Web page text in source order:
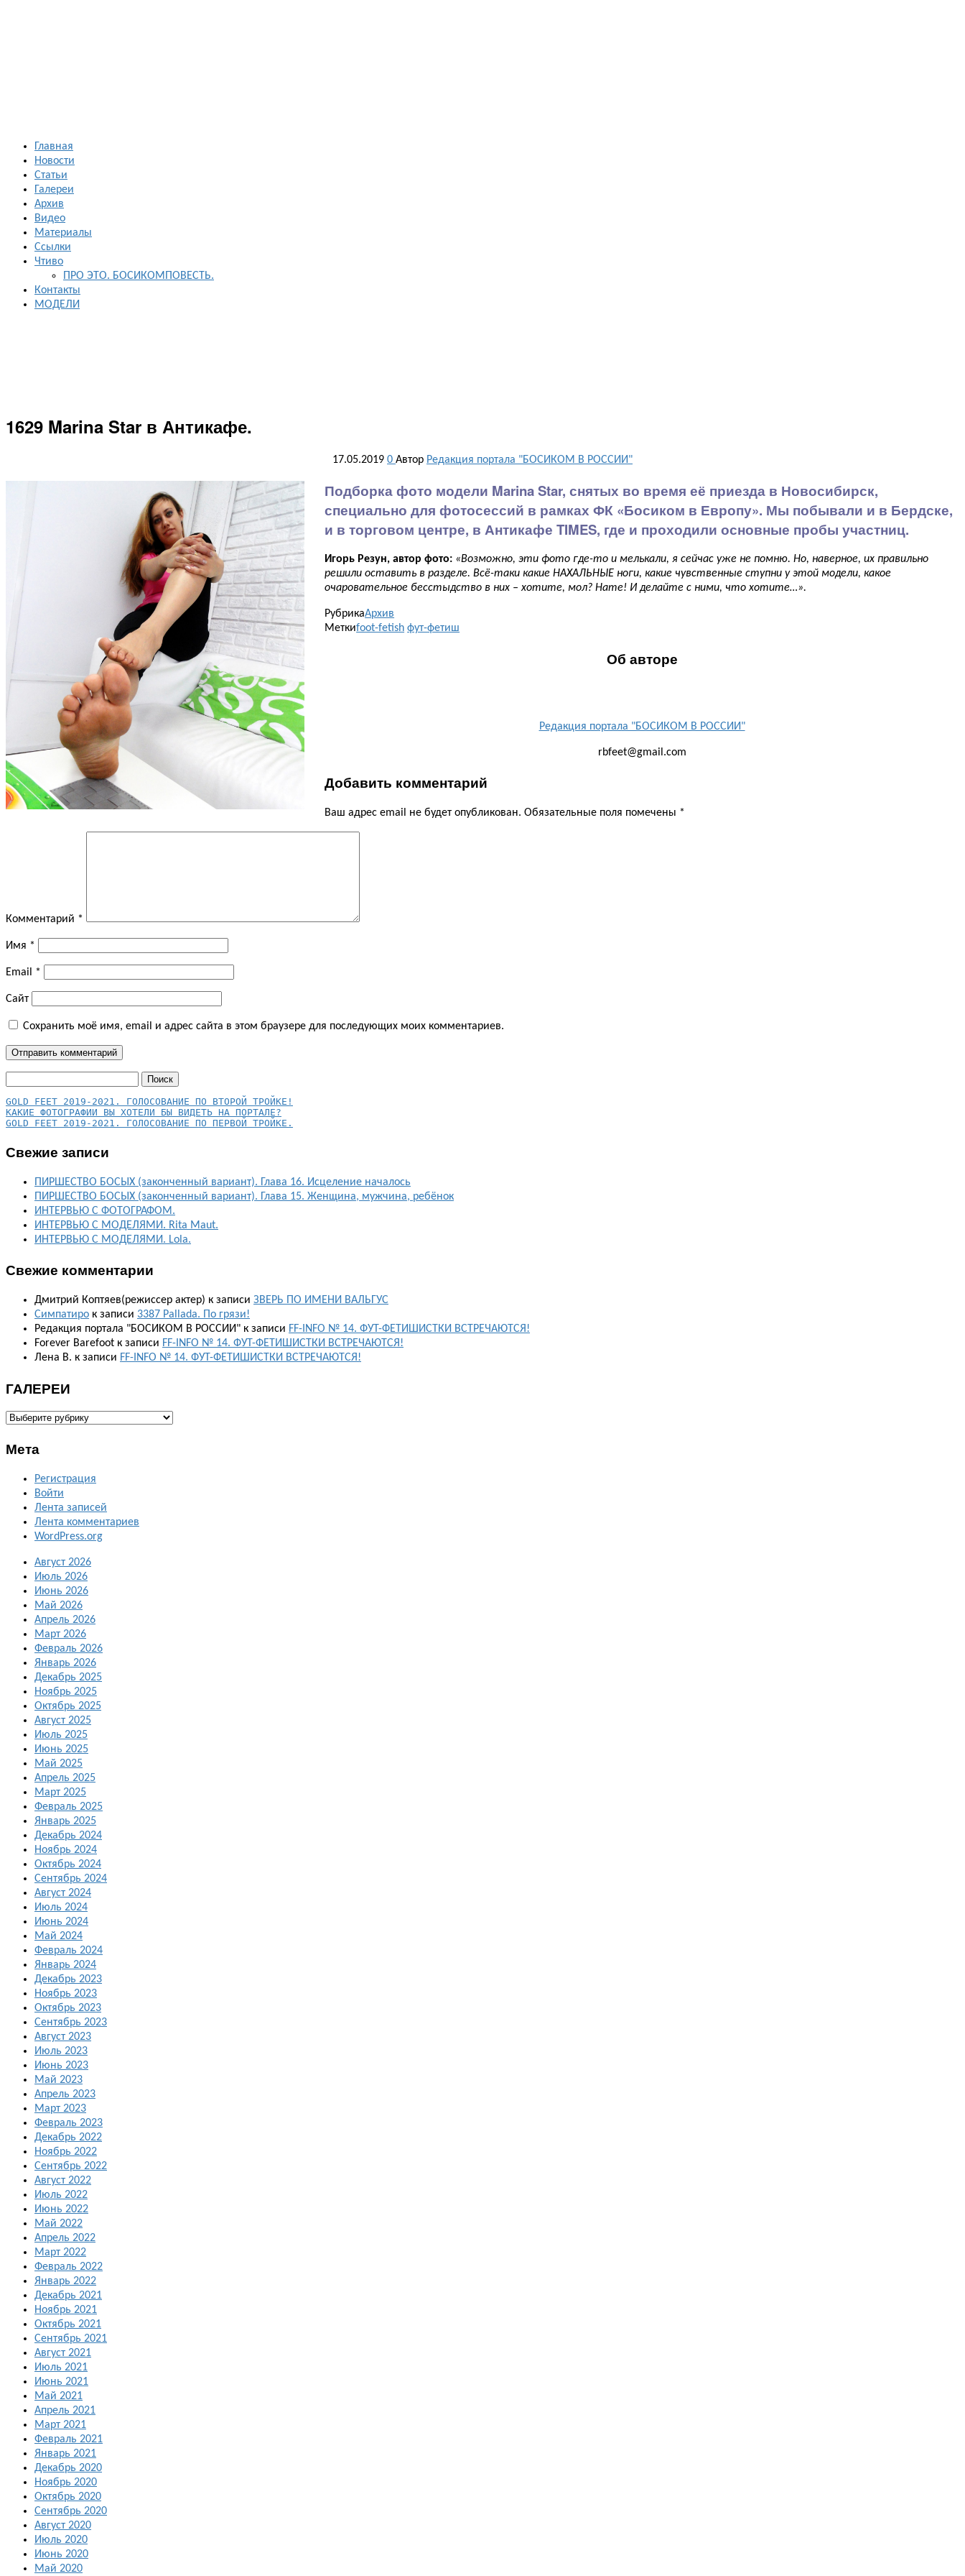
Главная
Новости
Статьи
Галереи
Архив
Видео
Материалы
Ссылки
Чтиво
ПРО ЭТО. БОСИКОМПОВЕСТЬ.
Контакты
МОДЕЛИ
1629 Marina Star в Антикафе.
17.05.2019 0 Автор Редакция портала "БОСИКОМ В РОССИИ"
Подборка фото модели Marina Star, снятых во время её приезда в Новосибирск,
специально для фотосессий в рамках ФК «Босиком в Европу». Мы побывали и в Бердске,
и в торговом центре, в Антикафе TIMES, где и проходили основные пробы участниц.
Игорь Резун, автор фото: «Возможно, эти фото где-то и мелькали, я сейчас уже не помню. Но, наверное, их правильно
решили оставить в разделе. Всё-таки какие НАХАЛЬНЫЕ ноги, какие чувственные ступни у этой модели, какое
очаровательное бесстыдство в них – хотите, мол? Нате! И делайте с ними, что хотите…».
РубрикаАрхив
Меткиfoot-fetish фут-фетиш
Об авторе
Редакция портала "БОСИКОМ В РОССИИ"
rbfeet@gmail.com
Добавить комментарий
Ваш адрес email не будет опубликован. Обязательные поля помечены *
Комментарий *
Имя *
Email *
Сайт
Сохранить моё имя, email и адрес сайта в этом браузере для последующих моих комментариев.
КАКИЕ ФОТОГРАФИИ ВЫ ХОТЕЛИ БЫ ВИДЕТЬ НА ПОРТАЛЕ?
GOLD FEET 2019-2021. ГОЛОСОВАНИЕ ПО ПЕРВОЙ ТРОЙКЕ.
Свежие записи
ПИРШЕСТВО БОСЫХ (законченный вариант). Глава 16. Исцеление началось
ПИРШЕСТВО БОСЫХ (законченный вариант). Глава 15. Женщина, мужчина, ребёнок
ИНТЕРВЬЮ С ФОТОГРАФОМ.
ИНТЕРВЬЮ С МОДЕЛЯМИ. Rita Maut.
ИНТЕРВЬЮ С МОДЕЛЯМИ. Lola.
Свежие комментарии
Дмитрий Коптяев(режиссер актер) к записи ЗВЕРЬ ПО ИМЕНИ ВАЛЬГУС
Симпатиро к записи 3387 Pallada. По грязи!
Редакция портала "БОСИКОМ В РОССИИ" к записи FF-INFO № 14. ФУТ-ФЕТИШИСТКИ ВСТРЕЧАЮТСЯ!
Forever Barefoot к записи FF-INFO № 14. ФУТ-ФЕТИШИСТКИ ВСТРЕЧАЮТСЯ!
Лена В. к записи FF-INFO № 14. ФУТ-ФЕТИШИСТКИ ВСТРЕЧАЮТСЯ!
ГАЛЕРЕИ
ГАЛЕРЕИ
Мета
Регистрация
Войти
Лента записей
Лента комментариев
WordPress.org
Август 2026
Июль 2026
Июнь 2026
Май 2026
Апрель 2026
Март 2026
Февраль 2026
Январь 2026
Декабрь 2025
Ноябрь 2025
Октябрь 2025
Август 2025
Июль 2025
Июнь 2025
Май 2025
Апрель 2025
Март 2025
Февраль 2025
Январь 2025
Декабрь 2024
Ноябрь 2024
Октябрь 2024
Сентябрь 2024
Август 2024
Июль 2024
Июнь 2024
Май 2024
Февраль 2024
Январь 2024
Декабрь 2023
Ноябрь 2023
Октябрь 2023
Сентябрь 2023
Август 2023
Июль 2023
Июнь 2023
Май 2023
Апрель 2023
Март 2023
Февраль 2023
Декабрь 2022
Ноябрь 2022
Сентябрь 2022
Август 2022
Июль 2022
Июнь 2022
Май 2022
Апрель 2022
Март 2022
Февраль 2022
Январь 2022
Декабрь 2021
Ноябрь 2021
Октябрь 2021
Сентябрь 2021
Август 2021
Июль 2021
Июнь 2021
Май 2021
Апрель 2021
Март 2021
Февраль 2021
Январь 2021
Декабрь 2020
Ноябрь 2020
Октябрь 2020
Сентябрь 2020
Август 2020
Июль 2020
Июнь 2020
Май 2020